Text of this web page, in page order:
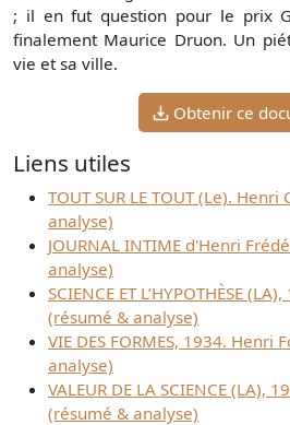
; il en fut question pour le prix
finalement Maurice Druon. Un
vie et sa ville.
Obtenir ce
Liens utiles
TOUT SUR LE TOUT (Le).
analyse)
JOURNAL INTIME d'Henri
analyse)
SCIENCE ET L’HYPOTHÈSE
(résumé & analyse)
VIE DES FORMES, 1934. Henri
analyse)
VALEUR DE LA SCIENCE (LA),
(résumé & analyse)